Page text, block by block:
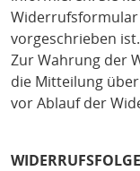
vorgeschrieben ist.
Zur Wahrung der
die Mitteilung
vor Ablauf der